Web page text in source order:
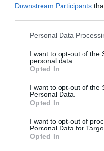
Downstream Participants
Personal Data
I want to opt-out of the
personal data.
Opted In
I want to opt-out of the
Personal Data.
Opted In
I want to opt-out of
Personal Data for
Opted In